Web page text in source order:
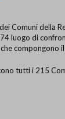
Comuni della
luogo di
compongono
tutti i 215